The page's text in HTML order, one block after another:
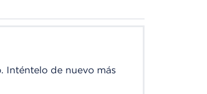
Inténtelo de nuevo más